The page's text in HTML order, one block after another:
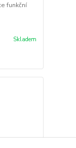
funkční
Skladem